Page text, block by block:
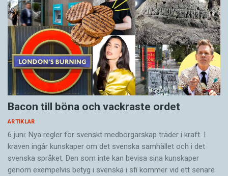
Bacon till böna och vackraste ordet
ARTIKLAR
6 juni: Nya regler för svenskt medborgarskap träder i kraft. I
kraven ingår kunskaper om det svenska samhället och i det
svenska språket. Den som inte kan bevisa sina kunskaper
genom exempelvis betyg i svenska i sfi kommer vid ett senare